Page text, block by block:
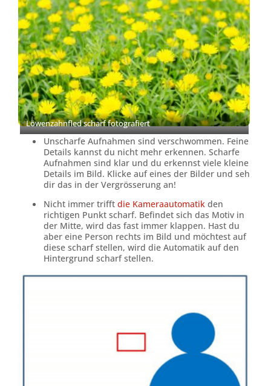
Löwenzahnfled scharf fotografiert
Unscharfe Aufnahmen sind verschwommen. Feine
Details kannst du nicht mehr erkennen. Scharfe
Aufnahmen sind klar und du erkennst viele kleine
Details im Bild. Klicke auf eines der Bilder und seh
dir das in der Vergrösserung an!
Nicht immer trifft die Kameraautomatik den
richtigen Punkt scharf. Befindet sich das Motiv in
der Mitte, wird das fast immer klappen. Hast du
aber eine Person rechts im Bild und möchtest auf
diese scharf stellen, wird die Automatik auf den
Hintergrund scharf stellen.